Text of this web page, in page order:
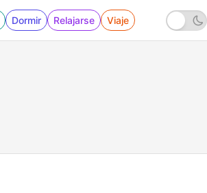
Dormir Relajarse Viaje